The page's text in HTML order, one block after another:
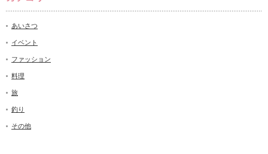
あいさつ
イベント
ファッション
料理
旅
釣り
その他